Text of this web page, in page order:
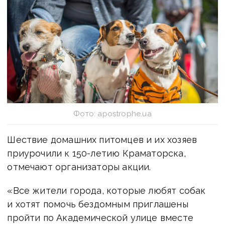
Фото: apostrophe.ua
Шествие домашних питомцев и их хозяев
приурочили к 150-летию Краматорска,
отмечают организаторы акции.
«Все жители города, которые любят собак
и хотят помочь бездомным приглашены
пройти по Академической улице вместе